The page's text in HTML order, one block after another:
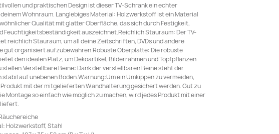
und praktischen Design ist dieser TV-Schrank ein echter
Wohnraum. Langlebiges Material: Holzwerkstoff ist ein Material
Qualität mit glatter Oberfläche, das sich durch Festigkeit,
Feuchtigkeitsbeständigkeit auszeichnet.Reichlich Stauraum: Der TV-
reichlich Stauraum, um all deine Zeitschriften, DVDs und andere
gut organisiert aufzubewahren.Robuste Oberplatte: Die robuste
den idealen Platz, um Dekoartikel, Bilderrahmen und Topfpflanzen
stellen.Verstellbare Beine: Dank der verstellbaren Beine steht der
stabil auf unebenen Böden.Warnung:Um ein Umkippen zu vermeiden,
mit der mitgelieferten Wandhalterung gesichert werden. Gut zu
Montage so einfach wie möglich zu machen, wird jedes Produkt mit einer
Holzwerkstoff, Stahl